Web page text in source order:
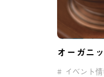
オーガニ
イベント